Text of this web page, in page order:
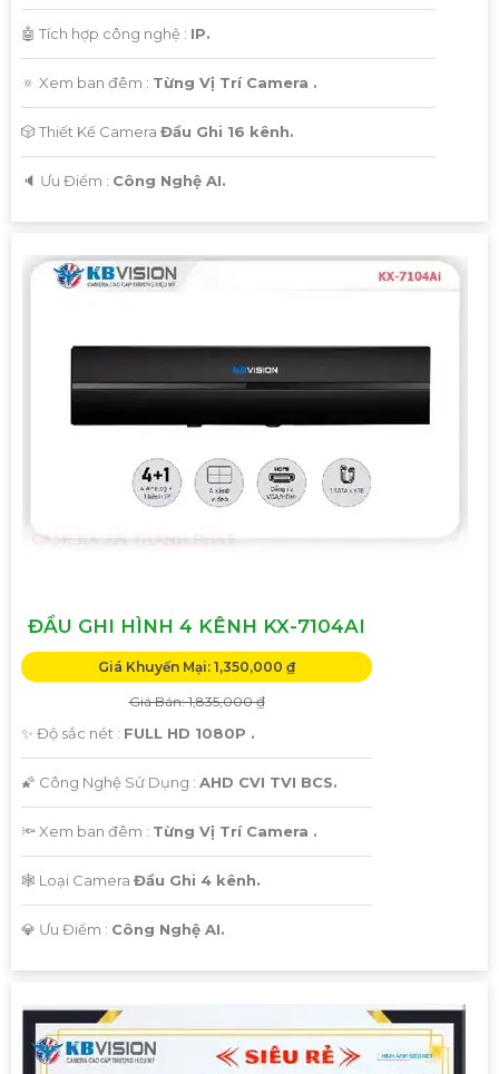
🤖️ Tích hợp công nghệ : IP.
🔅 Xem ban đêm : Từng Vị Trí Camera .
🎲 Thiết Kế Camera Đầu Ghi 16 kênh.
️🔈 Ưu Điểm : Công Nghệ AI.
ĐẦU GHI HÌNH 4 KÊNH KX-7104AI
Giá Khuyến Mại: 1,350,000 ₫
Giá Bán: 1,835,000 ₫
✨ Độ sắc nét : FULL HD 1080P .
🌠 Công Nghệ Sử Dụng : AHD CVI TVI BCS.
🔦 Xem ban đêm : Từng Vị Trí Camera .
🕸️ Loại Camera Đầu Ghi 4 kênh.
️💎 Ưu Điểm : Công Nghệ AI.